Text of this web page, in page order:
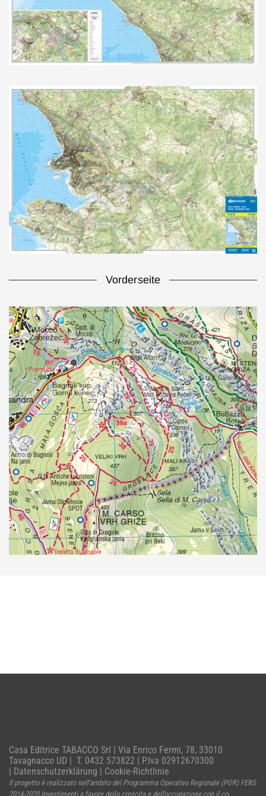
Vorderseite
Casa Editrice TABACCO Srl | Via Enrico Fermi, 78, 33010
Tavagnacco UD | T. 0432 573822 | P.Iva 02912670300
| Datenschutzerklärung | Cookie-Richtlinie
Il progetto è realizzato nell’ambito del Programma Operativo Regionale (POR) FERS
2014-2020 Investimenti a favore della crescita e dell’occupazione con il co-